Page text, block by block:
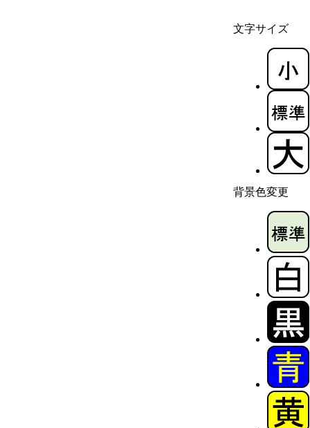
文字サイズ
背景色変更